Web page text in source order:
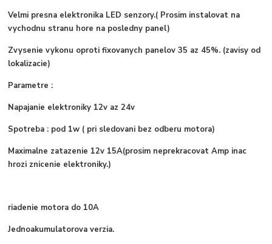
Velmi presna elektronika LED senzory.( Prosim instalovat na
vychodnu stranu hore na posledny panel)
Zvysenie vykonu oproti fixovanych panelov 35 az 45%. (zavisy od
lokalizacie)
Parametre :
Napajanie elektroniky 12v az 24v
Spotreba : pod 1w ( pri sledovani bez odberu motora)
Maximalne zatazenie 12v 15A(prosim neprekracovat Amp inac
hrozi znicenie elektroniky.)
riadenie motora do 10A
Jednoakumulatorova verzia.